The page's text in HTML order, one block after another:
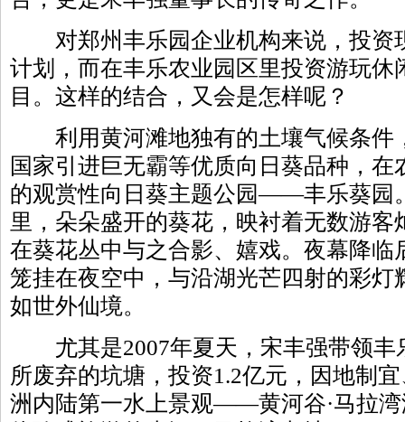
对郑州丰乐园企业机构来说，投资
计划，而在丰乐农业园区里投资游玩休
目。这样的结合，又会是怎样呢？
利用黄河滩地独有的土壤气候条件
国家引进巨无霸等优质向日葵品种，
的观赏性向日葵主题公园——丰乐葵园
里，朵朵盛开的葵花，映衬着无数游
在葵花丛中与之合影、嬉戏。夜幕降临
笼挂在夜空中，与沿湖光芒四射的彩灯
如世外仙境。
尤其是2007年夏天，宋丰强带领丰
所废弃的坑塘，投资1.2亿元，因地制
洲内陆第一水上景观——黄河谷·马拉